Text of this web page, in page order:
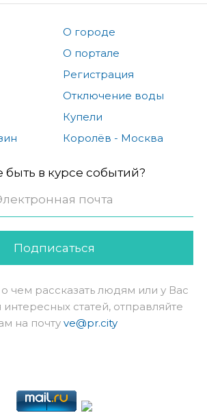
О городе
О портале
Регистрация
Отключение воды
Купели
Королёв - Москва
быть в курсе событий?
Подписаться
чем рассказать людям или у Вас
статей, отправляйте
на почту ve@pr.city